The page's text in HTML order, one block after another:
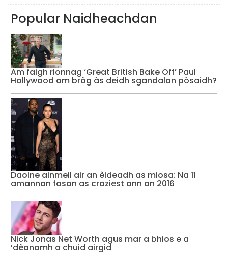
Popular Naidheachdan
Am faigh rionnag ‘Great British Bake Off’ Paul
Hollywood am bròg às deidh sgandalan pòsaidh?
Daoine ainmeil air an èideadh as miosa: Na 11
amannan fasan as craziest ann an 2016
Nick Jonas Net Worth agus mar a bhios e a
’dèanamh a chuid airgid